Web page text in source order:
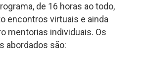
de 16 horas ao todo,
encontros virtuais e ainda
mentorias individuais. Os
abordados são: